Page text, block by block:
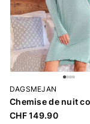
DAGSMEJAN
CHF 149.90